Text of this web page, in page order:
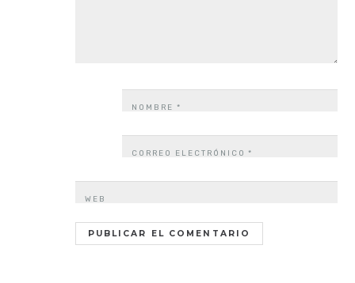
NOMBRE*
CORREO ELECTRÓNICO*
WEB